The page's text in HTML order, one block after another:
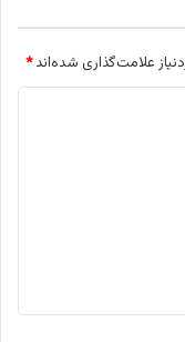
علامت‌گذاری شده‌اند*